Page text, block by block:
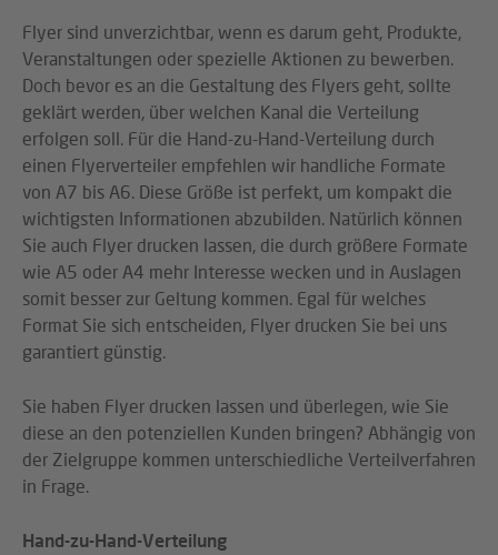
Flyer sind unverzichtbar, wenn es darum geht, Produkte,
Veranstaltungen oder spezielle Aktionen zu bewerben.
Doch bevor es an die Gestaltung des Flyers geht, sollte
geklärt werden, über welchen Kanal die Verteilung
erfolgen soll. Für die Hand-zu-Hand-Verteilung durch
einen Flyerverteiler empfehlen wir handliche Formate
von A7 bis A6. Diese Größe ist perfekt, um kompakt die
wichtigsten Informationen abzubilden. Natürlich können
Sie auch Flyer drucken lassen, die durch größere Formate
wie A5 oder A4 mehr Interesse wecken und in Auslagen
somit besser zur Geltung kommen. Egal für welches
Format Sie sich entscheiden, Flyer drucken Sie bei uns
garantiert günstig.
Sie haben Flyer drucken lassen und überlegen, wie Sie
diese an den potenziellen Kunden bringen? Abhängig von
der Zielgruppe kommen unterschiedliche Verteilverfahren
in Frage.
Hand-zu-Hand-Verteilung